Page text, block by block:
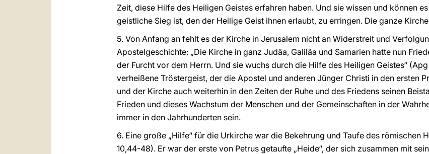
Zeit, diese Hilfe des Heiligen Geistes erfahren haben. Und sie wissen und können
geistliche Sieg ist, den der Heilige Geist ihnen erlaubt, zu erringen. Die ganze
5. Von Anfang an fehlt es der Kirche in Jerusalem nicht an Widerstreit und
Apostelgeschichte: „Die Kirche in ganz Judäa, Galiläa und Samarien hatte nun
der Furcht vor dem Herrn. Und sie wuchs durch die Hilfe des Heiligen Geistes“
verheißene Tröstergeist, der die Apostel und anderen Jünger Christi in den ersten
und der Kirche auch weiterhin in den Zeiten der Ruhe und des Friedens seinen
Frieden und dieses Wachstum der Menschen und der Gemeinschaften in der
immer in den Jahrhunderten sein.
6. Eine große „Hilfe“ für die Urkirche war die Bekehrung und Taufe des römischen
10,44-48). Er war der erste von Petrus getaufte „Heide“, der sich zusammen mit